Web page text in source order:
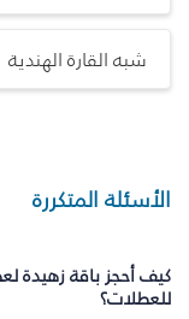
شبه القارة الهندية
الأسئلة المتكررة
كيف أحجز باقة زهيدة
للعطلات؟